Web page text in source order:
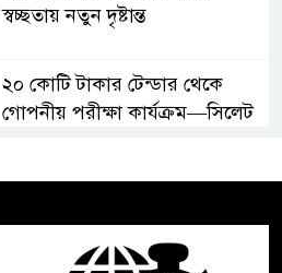
স্বচ্ছতায় নতুন দৃষ্টান্ত
২০ কোটি টাকার টেন্ডার থেকে
গোপনীয় পরীক্ষা কার্যক্রম—সিলেট
সিলেটে চিকিৎসকের কিশোর ছেলের
ঝুলন্ত মরদেহ উদ্ধার